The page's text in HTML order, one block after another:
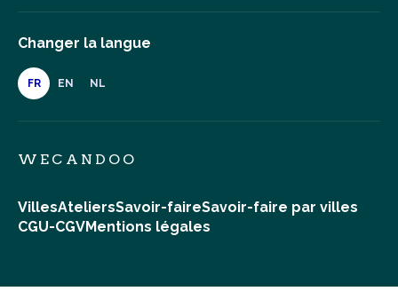
Changer la langue
FR EN NL
WECANDOO
VillesAteliersSavoir-faireSavoir-faire par villes
CGU-CGVMentions légales